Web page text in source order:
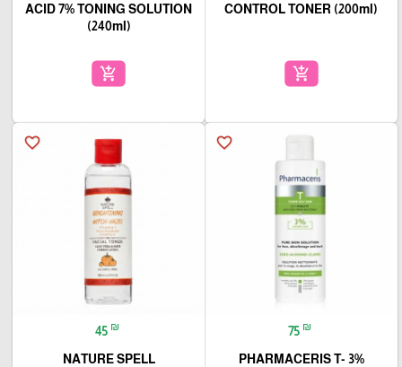
CONTROL TONER (200ml)
add_shopping_cart
ACID 7% TONING SOLUTION
(240ml)
add_shopping_cart
favorite_border
75 ₪
PHARMACERIS T- 3%
favorite_border
45 ₪
NATURE SPELL